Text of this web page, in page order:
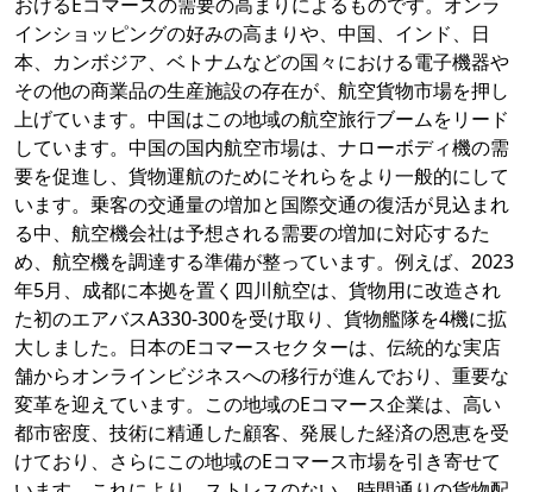
インショッピングの好みの高まりや、中国、インド、日
本、カンボジア、ベトナムなどの国々における電子機器や
その他の商業品の生産施設の存在が、航空貨物市場を押し
上げています。中国はこの地域の航空旅行ブームをリード
しています。中国の国内航空市場は、ナローボディ機の需
要を促進し、貨物運航のためにそれらをより一般的にして
います。乗客の交通量の増加と国際交通の復活が見込まれ
る中、航空機会社は予想される需要の増加に対応するた
め、航空機を調達する準備が整っています。例えば、2023
年5月、成都に本拠を置く四川航空は、貨物用に改造され
た初のエアバスA330-300を受け取り、貨物艦隊を4機に拡
大しました。日本のEコマースセクターは、伝統的な実店
舗からオンラインビジネスへの移行が進んでおり、重要な
変革を迎えています。この地域のEコマース企業は、高い
都市密度、技術に精通した顧客、発展した経済の恩恵を受
けており、さらにこの地域のEコマース市場を引き寄せて